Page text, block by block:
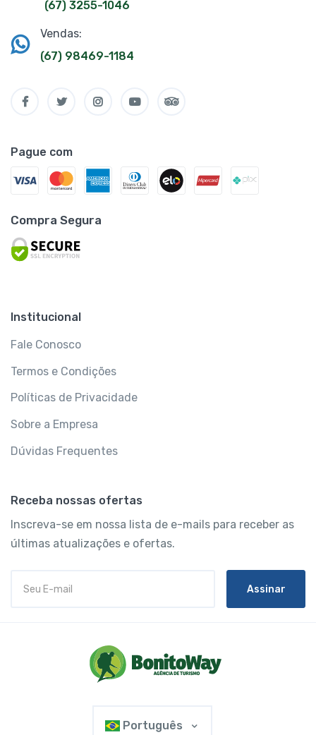
(67) 3255-1046
Vendas:
(67) 98469-1184
Pague com
Compra Segura
Institucional
Fale Conosco
Termos e Condições
Políticas de Privacidade
Sobre a Empresa
Dúvidas Frequentes
Receba nossas ofertas
Inscreva-se em nossa lista de e-mails para receber as
últimas atualizações e ofertas.
Assinar
Português